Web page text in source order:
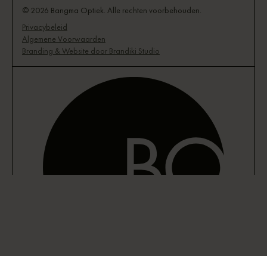
© 2026 Bangma Optiek. Alle rechten voorbehouden.
Privacybeleid
Algemene Voorwaarden
Branding & Website door Brandiki Studio